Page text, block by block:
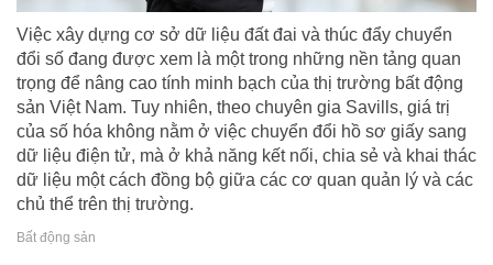
Việc xây dựng cơ sở dữ liệu đất đai và thúc đẩy chuyển
đổi số đang được xem là một trong những nền tảng quan
trọng để nâng cao tính minh bạch của thị trường bất động
sản Việt Nam. Tuy nhiên, theo chuyên gia Savills, giá trị
của số hóa không nằm ở việc chuyển đổi hồ sơ giấy sang
dữ liệu điện tử, mà ở khả năng kết nối, chia sẻ và khai thác
dữ liệu một cách đồng bộ giữa các cơ quan quản lý và các
chủ thể trên thị trường.
Bất động sản